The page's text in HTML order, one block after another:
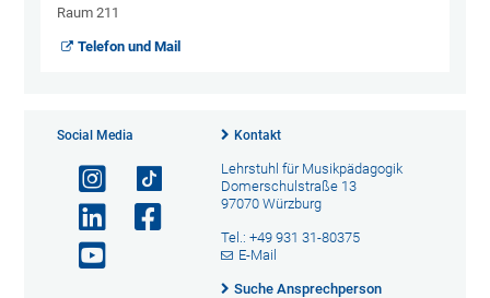
Raum 211
Telefon und Mail
Social Media Kontakt
Lehrstuhl für Musikpädagogik
Domerschulstraße 13
97070 Würzburg
Tel.: +49 931 31-80375
E-Mail
Suche Ansprechperson